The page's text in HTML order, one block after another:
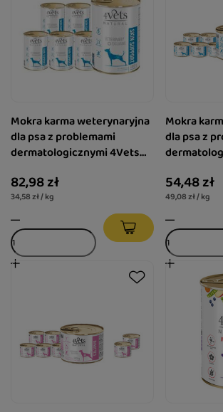
Mokra karma weterynaryjna
dla psa z problemami
dermatologicznymi 4Vets
g
82,98 zł
34,58 zł / kg
Mokra
dla psa z
g + gratis 2
Skin Support
54,48 zł
49,08 zł / kg